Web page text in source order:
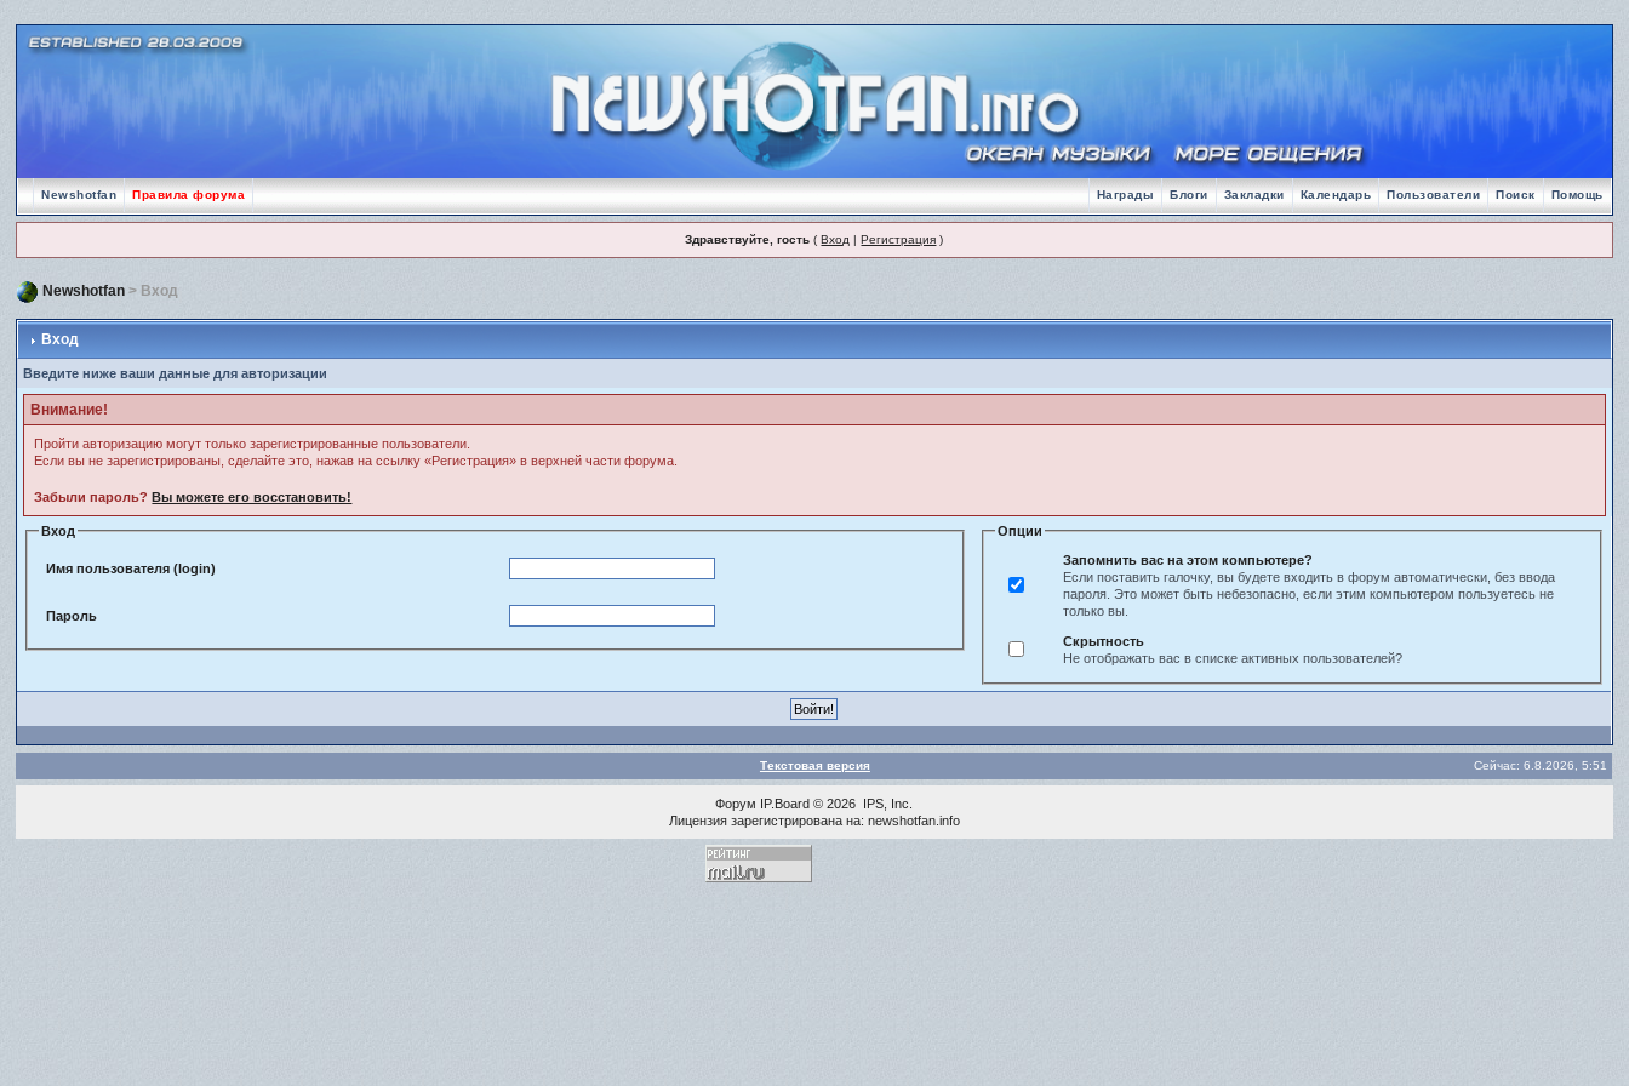
Newshotfan Правила форума Помощь
Поиск
Пользователи
Календарь
Закладки
Блоги
Награды
Здравствуйте, гость (Вход |Регистрация )
Newshotfan > Вход
Вход
Введите ниже ваши данные для авторизации
Внимание!
Пройти авторизацию могут только зарегистрированные пользователи.
Если вы не зарегистрированы, сделайте это, нажав на ссылку «Регистрация» в верхней части форума.
Забыли пароль? Вы можете его восстановить!
Вход
Имя пользователя (login)
Пароль
Опции
Запомнить вас на этом компьютере?
Если поставить галочку, вы будете входить в форум автоматически, без ввода
пароля. Это может быть небезопасно, если этим компьютером пользуетесь не
только вы.
Скрытность
Не отображать вас в списке активных пользователей?
Текстовая версия Сейчас: 6.8.2026, 5:51
Форум IP.Board © 2026 IPS, Inc
Лицензия зарегистрирована на: newshotfan.info